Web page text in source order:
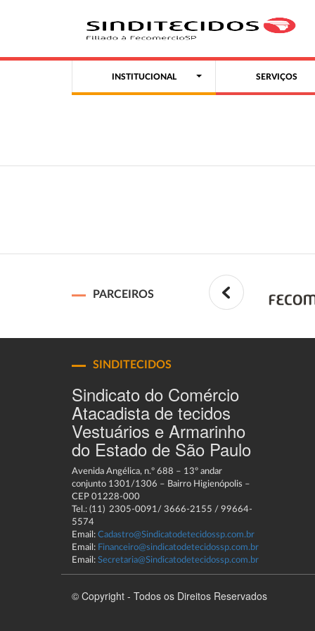
INSTITUCIONAL SERVIÇOS
PARCEIROS
SINDITECIDOS
Sindicato do Comércio
Atacadista de tecidos
Vestuários e Armarinho
do Estado de São Paulo
Avenida Angélica, n.º 688 – 13º andar
conjunto 1301/1306 – Bairro Higienópolis –
CEP 01228-000
Tel.: (11) 2305-0091/ 3666-2155 / 99664-
5574
Email: Cadastro@Sindicatodetecidossp.com.br
Email: Financeiro@sindicatodetecidossp.com.br
Email: Secretaria@Sindicatodetecidossp.com.br
© Copyright - Todos os Direitos Reservados